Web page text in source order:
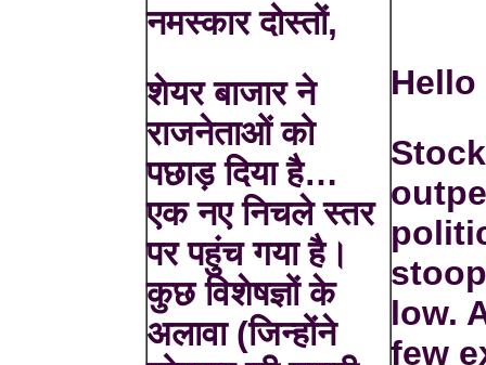
नमस्कार दोस्तों,
शेयर बाजार ने
राजनेताओं को
पछाड़ दिया है…
एक नए निचले स्तर
पर पहुंच गया है।
कुछ विशेषज्ञों के
अलावा (जिन्होंने
low.
few